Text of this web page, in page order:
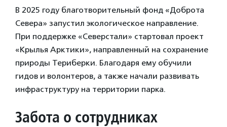
В 2025 году благотворительный фонд «Доброта
Севера» запустил экологическое направление.
При поддержке «Северстали» стартовал проект
«Крылья Арктики», направленный на сохранение
природы Териберки. Благодаря ему обучили
гидов и волонтеров, а также начали развивать
инфраструктуру на территории парка.
Забота о сотрудниках